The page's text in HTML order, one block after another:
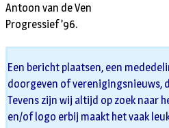
Antoon van de Ven
Progressief ’96.
Een bericht plaatsen, een
doorgeven of verenigingsnieuws,
Tevens zijn wij altijd op zoek naar
en/of logo erbij maakt het vaak